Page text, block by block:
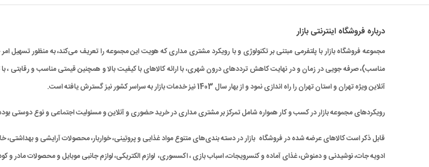
درباره‌ فروشگاه اینترنتی بازار
مجموعه فروشگاه بازار با پلتفرمی مبتنی بر تکنولوژی و با رویکرد مشتری مداری که هویت این مجموعه را تعریف می‌کند، به منظور
آنلاین ویژه تهران و استان تهران را راه‌ اندازی نمود و از بهار سال 1403 نیز خدمات بازار به سراسر کشور نیز گسترش یافته است.
رویکردهای مجموعه بازار در کسب و کار همواره شامل تمرکز بر مشتری مداری در خرید حضوری و آنلاین و مسئولیت اجتماعی و نوع دوستی
قابل ذکر است کالاهای عرضه شده در فروشگاه بازار در دسته بندی‌های متنوع مواد غذایی و پروتِینی، خواربار، محصولات آرایشی و بهداشتی،
ادویه جات، نوشیدنی و دمنوش، غذای آماده و کنسرویجات، اسباب بازی ، اکسسوری، لوازم الکتریکی، لوازم جانبی موبایل و محصولات مادر